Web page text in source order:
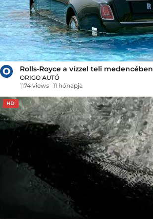
Rolls-Royce a vízzel teli medencében
ORIGO AUTÓ
1174 views 11 hónapja
HD